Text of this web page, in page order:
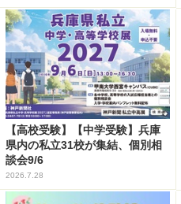
【高校受験】【中学受験】兵庫
県内の私立31校が集結、個別相
談会9/6
2026.7.28